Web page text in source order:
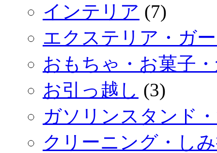
インテリア (7)
エクステリア・ガ
おもちゃ・お菓子
お引っ越し (3)
ガソリンスタンド
クリーニング・し